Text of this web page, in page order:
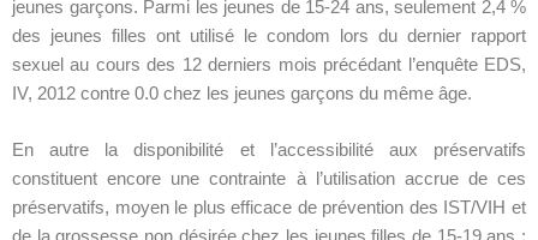
jeunes garçons. Parmi les jeunes de 15-24 ans, seulement 2,4 %
des jeunes filles ont utilisé le condom lors du dernier rapport
sexuel au cours des 12 derniers mois précédant l’enquête EDS,
IV, 2012 contre 0.0 chez les jeunes garçons du même âge.
En autre la disponibilité et l’accessibilité aux préservatifs
constituent encore une contrainte à l’utilisation accrue de ces
préservatifs, moyen le plus efficace de prévention des IST/VIH et